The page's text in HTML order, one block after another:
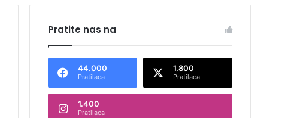
Pratite nas na
44.000
Pratilaca
1.800
Pratilaca
1.400
Pratilaca